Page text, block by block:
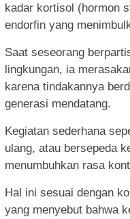
kadar kortisol (hormon
endorfin yang
Saat seseorang
lingkungan, ia
karena tindakannya
generasi mendatang.
Kegiatan sederhana
ulang, atau bersepeda
menumbuhkan rasa
Hal ini sesuai dengan
yang menyebut bahwa